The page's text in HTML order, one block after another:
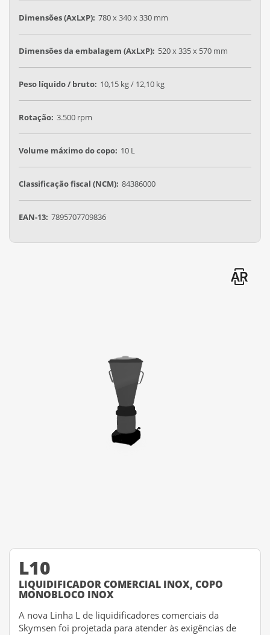
Dimensões (AxLxP): 780 x 340 x 330 mm
Dimensões da embalagem (AxLxP): 520 x 335 x 570 mm
Peso líquido / bruto: 10,15 kg / 12,10 kg
Rotação: 3.500 rpm
Volume máximo do copo: 10 L
Classificação fiscal (NCM): 84386000
EAN-13: 7895707709836
L10
LIQUIDIFICADOR COMERCIAL INOX, COPO
MONOBLOCO INOX
A nova Linha L de liquidificadores comerciais da
Skymsen foi projetada para atender às exigências de